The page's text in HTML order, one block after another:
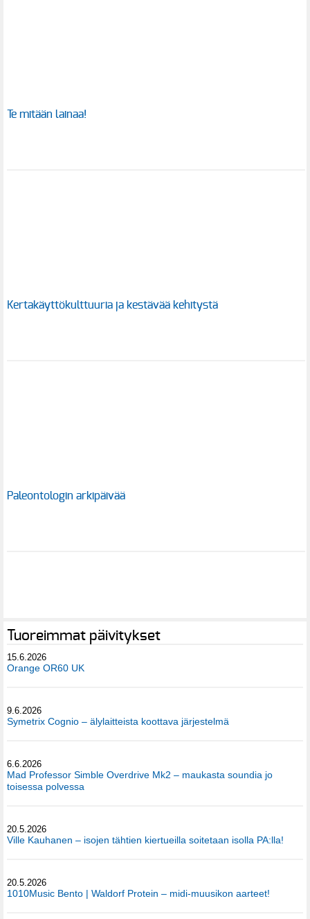
Te mitään lainaa!
Kertakäyttökulttuuria ja kestävää kehitystä
Paleontologin arkipäivää
Tuoreimmat päivitykset
15.6.2026
Orange OR60 UK
9.6.2026
Symetrix Cognio – älylaitteista koottava järjestelmä
6.6.2026
Mad Professor Simble Overdrive Mk2 – maukasta soundia jo
toisessa polvessa
20.5.2026
Ville Kauhanen – isojen tähtien kiertueilla soitetaan isolla PA:lla!
20.5.2026
1010Music Bento | Waldorf Protein – midi-muusikon aarteet!